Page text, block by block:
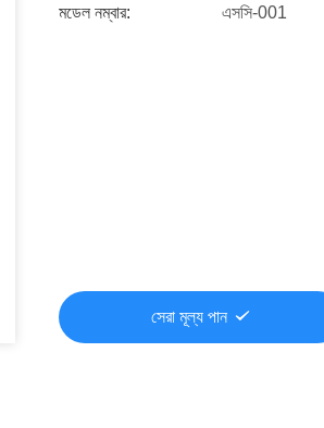
মডেল নম্বার: এসসি-001
সেরা মূল্য পান